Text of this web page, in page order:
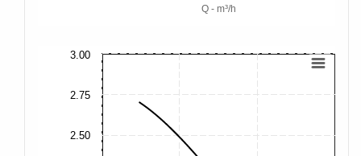
Q - m³/h
3.00
2.50
2.75